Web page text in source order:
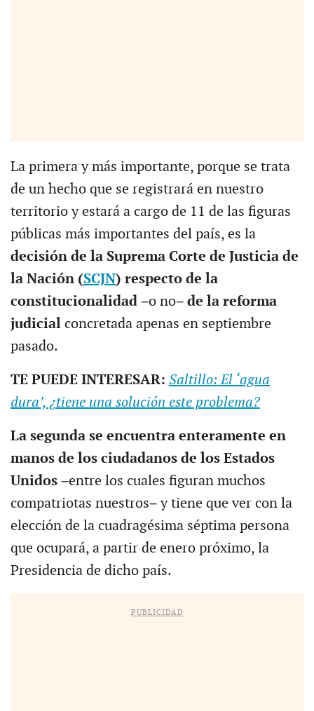
La primera y más importante, porque se trata
de un hecho que se registrará en nuestro
territorio y estará a cargo de 11 de las figuras
públicas más importantes del país, es la
decisión de la Suprema Corte de Justicia de
la Nación (SCJN) respecto de la
constitucionalidad−o no− de la reforma
judicial concretada apenas en septiembre
pasado.
TE PUEDE INTERESAR: Saltillo: El ‘agua
dura’, ¿tiene una solución este problema?
La segunda se encuentra enteramente en
manos de los ciudadanos de los Estados
Unidos−entre los cuales figuran muchos
compatriotas nuestros− y tiene que ver con la
elección de la cuadragésima séptima persona
que ocupará, a partir de enero próximo, la
Presidencia de dicho país.
PUBLICIDAD